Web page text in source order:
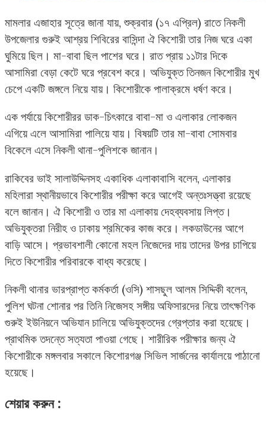
মামলার এজাহার সূত্রে জানা যায়, শুক্রবার (১৭ এপ্রিল) রাতে নিকলী
উপজেলার গুরুই আশ্রয় শিবিরের বাসিন্দা ঐ কিশোরী তার নিজ ঘরে একা
ঘুমিয়ে ছিল। মা-বাবা ছিল পাশের ঘরে। রাত প্রায় ১১টার দিকে
আসামিরা বেড়া কেটে ঘরে প্রবেশ করে। অভিযুক্ত তিনজন কিশোরীর মুখ
চেপে একটি জঙ্গলে নিয়ে যায়। কিশোরীকে পালাক্রমে ধর্ষণ করে।
এক পর্যায়ে কিশোরীরর ডাক-চিৎকারে বাবা-মা ও এলাকার লোকজন
এগিয়ে এলে আসামিরা পালিয়ে যায়। বিষয়টি তার মা-বাবা সোমবার
বিকেলে এসে নিকলী থানা-পুলিশকে জানান।
রাকিবের ভাই সালাউদ্দিনসহ একাধিক এলাকাবাসি বলেন, এলাকার
মহিলারা স্থানীয়ভাবে কিশোরীর পরীক্ষা করে আগেই অন্তঃসত্ত্বা রয়েছে
বলে জানান। ঐ কিশোরী ও তার মা এলাকায় দেহব্যবসায় লিপ্ত।
অভিযুক্তরা নিরীহ ও ঢাকায় শ্রমিকের কাজ করে। লকডাউনের আগে
বাড়ি আসে। প্রভাবশালী কোনো মহল নিজেদের দায় তাদের উপর চাপিয়ে
দিতে কিশোরীর পরিবারকে বাধ্য করেছে।
নিকলী থানার ভারপ্রাপ্ত কর্মকর্তা (ওসি) শাসছুল আলম সিদ্দিকী বলেন,
পুলিশ ঘটনা শোনার পর তিনি নিজেসহ সঙ্গীয় অফিসারদের নিয়ে তাৎক্ষণিক
গুরুই ইউনিয়নে অভিযান চালিয়ে অভিযুক্তদের গ্রেপ্তার করা হয়েছে।
প্রাথমিক তদন্তে সত্যতা পাওয়া গেছে। শারীরিক পরীক্ষার জন্য ঐ
কিশোরীকে মঙ্গলবার সকালে কিশোরগঞ্জ সিভিল সার্জনের কার্যালয়ে পাঠানো
হয়েছে।
শেয়ার করুন :